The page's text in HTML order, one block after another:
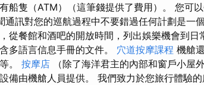
船隻（ATM）（這筆錢提供了費用）。 您可
通訊對您的巡航過程中不要錯過任何計劃是一
從餐館和酒吧的開放時間，列出娛樂機會到日
多語言信息手冊的文件。 穴道按摩課程 機艙
。 按摩店 （除了海洋君主的內部和窗戶小屋
備由機艙人員提供。 我們致力於您旅行體驗